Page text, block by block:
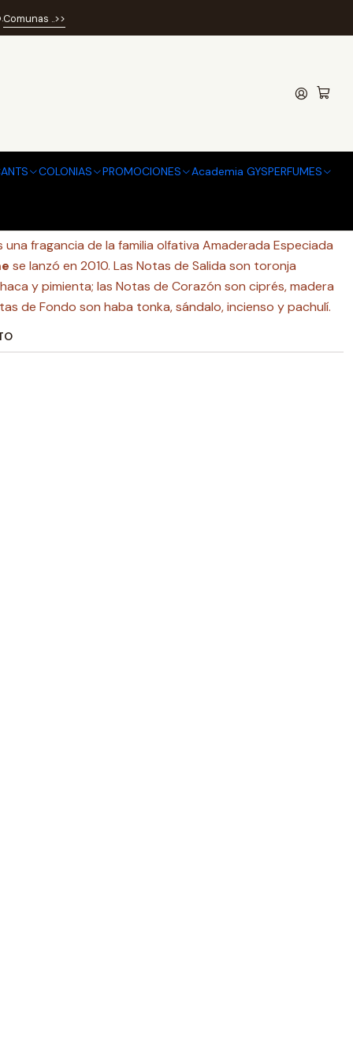
COLONIAS PROMOCIONES Academia GYSPERFUMES
Comunas ..>>
100ML
una fragancia de la familia olfativa Amaderada Especiada
se lanzó en 2010. Las Notas de Salida son toronja
y pimienta; las Notas de Corazón son ciprés, madera
de Fondo son haba tonka, sándalo, incienso y pachulí.